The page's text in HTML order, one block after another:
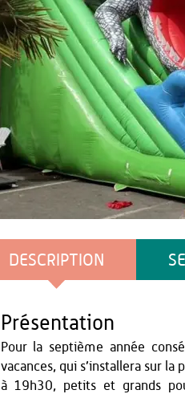
DESCRIPTION
Présentation
Pour la septième année
vacances, qui s’installera sur
à 19h30, petits et grands